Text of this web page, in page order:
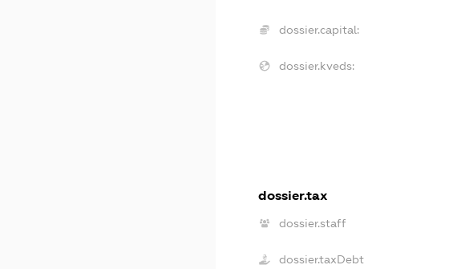
dossier.capital:
dossier.kveds:
dossier.tax
dossier.staff
dossier.taxDebt